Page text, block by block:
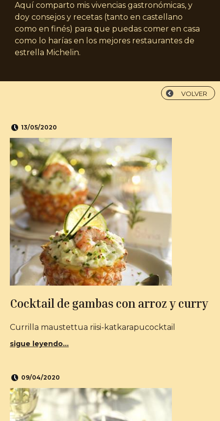
Aquí comparto mis vivencias gastronómicas, y
doy consejos y recetas (tanto en castellano
como en finés) para que puedas comer en casa
como lo harías en los mejores restaurantes de
estrella Michelin.
VOLVER
13/05/2020
Cocktail de gambas con arroz y curry
Currilla maustettua riisi-katkarapucocktail
sigue leyendo...
09/04/2020